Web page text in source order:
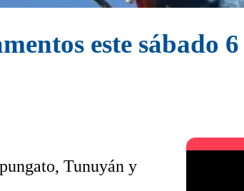
este sábado
Tunuyán y